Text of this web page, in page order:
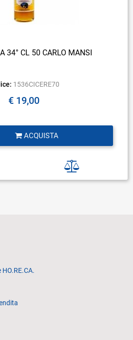
34° CL 50 CARLO MANSI
1536CICERE70
€ 19,00
ACQUISTA